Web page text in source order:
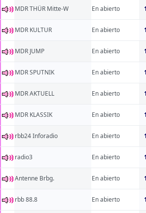
MDR THÜR Mitte-W En abierto
MDR KULTUR En abierto
MDR JUMP En abierto
MDR SPUTNIK En abierto
MDR AKTUELL En abierto
MDR KLASSIK En abierto
rbb24 Inforadio En abierto
radio3 En abierto
Antenne Brbg. En abierto
rbb 88.8 En abierto